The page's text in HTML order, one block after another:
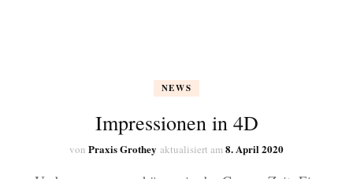
NEWS
Impressionen in 4D
von Praxis Grothey aktualisiert am8. April 2020